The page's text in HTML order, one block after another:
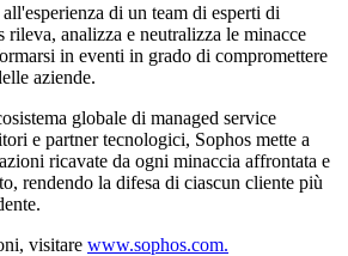
di un team di esperti di
analizza e neutralizza le minacce
in eventi in grado di compromettere
aziende.
globale di managed service
e partner tecnologici, Sophos mette a
ricavate da ogni minaccia affrontata e
rendendo la difesa di ciascun cliente più
visitare www.sophos.com.